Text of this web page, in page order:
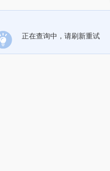
正在查询中，请刷新重试